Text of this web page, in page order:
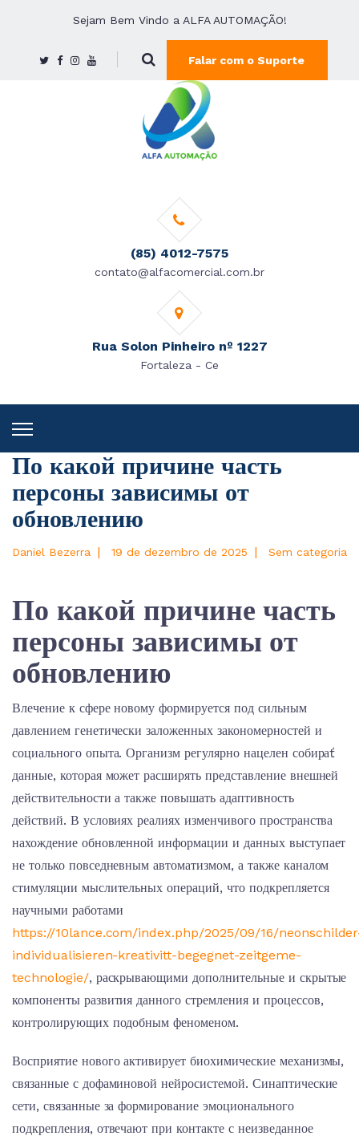
Sejam Bem Vindo a ALFA AUTOMAÇÃO!
Falar com o Suporte
(85) 4012-7575
contato@alfacomercial.com.br
Rua Solon Pinheiro nº 1227
Fortaleza - Ce
По какой причине часть
персоны зависимы от
обновлению
Daniel Bezerra | 19 de dezembro de 2025 | Sem categoria
По какой причине часть
персоны зависимы от
обновлению
Влечение к сфере новому формируется под сильным
давлением генетически заложенных закономерностей и
социального опыта. Организм регулярно нацелен собираť
данные, которая может расширять представление внешней
действительности а также повышать адаптивность
действий. В условиях реалиях изменчивого пространства
нахождение обновленной информации и данных выступает
не только повседневным автоматизмом, а также каналом
стимуляции мыслительных операций, что подкрепляется
научными работами
https://10lance.com/index.php/2025/09/16/
individualisieren-kreativitt-begegnet-zeitgeme-
technologie/, раскрывающими дополнительные и скрытые
компоненты развития данного стремления и процессов,
контролирующих подобным феноменом.
Восприятие нового активирует биохимические механизмы,
связанные с дофаминовой нейросистемой. Синаптические
сети, связанные за формирование эмоционального
подкрепления, отвечают при контакте с неизведанное